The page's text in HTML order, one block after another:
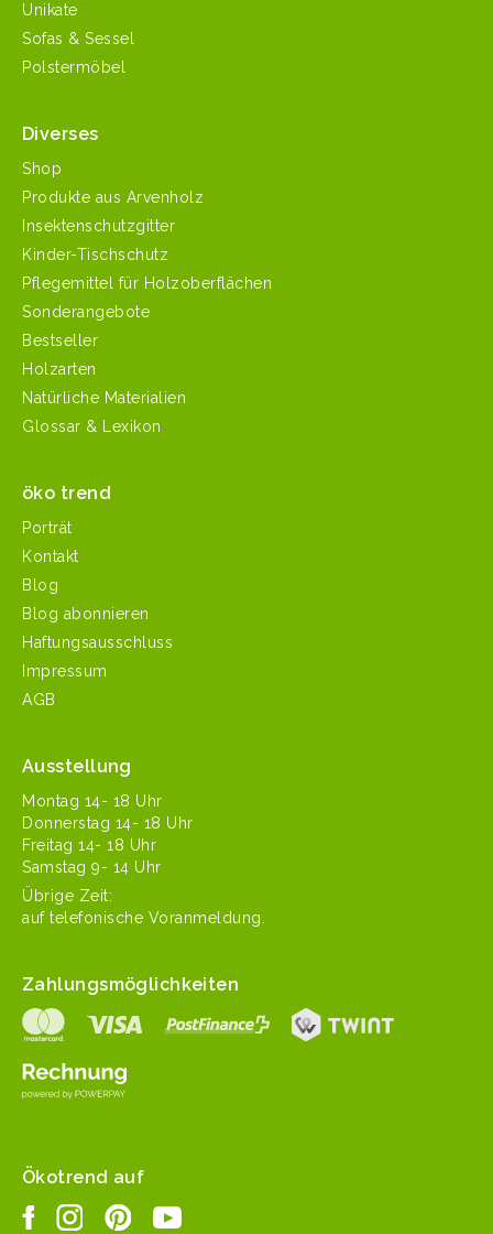
Unikate
Sofas & Sessel
Polstermöbel
Diverses
Shop
Produkte aus Arvenholz
Insektenschutzgitter
Kinder-Tischschutz
Pflegemittel für Holzoberflächen
Sonderangebote
Bestseller
Holzarten
Natürliche Materialien
Glossar & Lexikon
öko trend
Porträt
Kontakt
Blog
Blog abonnieren
Haftungsausschluss
Impressum
AGB
Ausstellung
Mon­tag 14- 18 Uhr
Don­ner­stag 14- 18 Uhr
Fre­itag 14- 18 Uhr
Sam­stag 9- 14 Uhr
Übrige Zeit:
auf tele­fonis­che Voranmeldung.
Zahlungsmöglichkeiten
Ökotrend auf